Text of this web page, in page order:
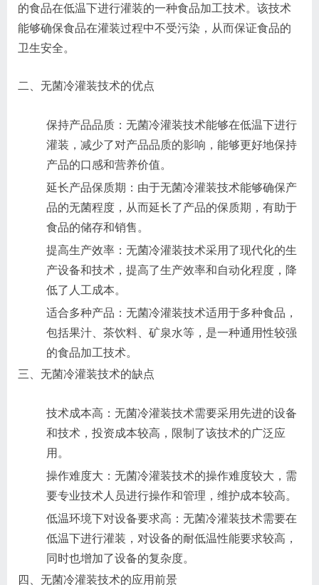
的食品在低温下进行灌装的一种食品加工技术。该技术
能够确保食品在灌装过程中不受污染，从而保证食品的
卫生安全。
二、无菌冷灌装技术的优点
保持产品品质：无菌冷灌装技术能够在低温下进行
灌装，减少了对产品品质的影响，能够更好地保持
产品的口感和营养价值。
延长产品保质期：由于无菌冷灌装技术能够确保产
品的无菌程度，从而延长了产品的保质期，有助于
食品的储存和销售。
提高生产效率：无菌冷灌装技术采用了现代化的生
产设备和技术，提高了生产效率和自动化程度，降
低了人工成本。
适合多种产品：无菌冷灌装技术适用于多种食品，
包括果汁、茶饮料、矿泉水等，是一种通用性较强
的食品加工技术。
三、无菌冷灌装技术的缺点
技术成本高：无菌冷灌装技术需要采用先进的设备
和技术，投资成本较高，限制了该技术的广泛应
用。
操作难度大：无菌冷灌装技术的操作难度较大，需
要专业技术人员进行操作和管理，维护成本较高。
低温环境下对设备要求高：无菌冷灌装技术需要在
低温下进行灌装，对设备的耐低温性能要求较高，
同时也增加了设备的复杂度。
四、无菌冷灌装技术的应用前景